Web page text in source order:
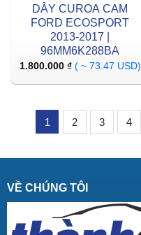
DÂY CUROA CAM
FORD ECOSPORT
2013-2017 |
96MM6K288BA
1.800.000 ₫ ( ~ 73.47 USD)
1 2 3 4
VỀ CHÚNG TÔI